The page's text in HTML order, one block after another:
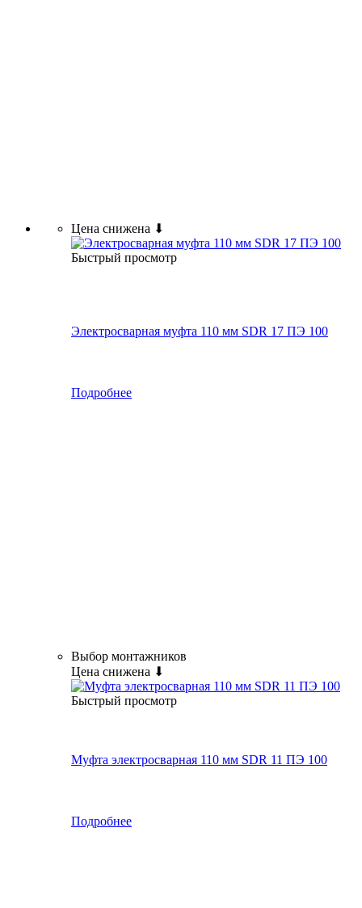
Цена снижена ⬇
Быстрый просмотр
Электросварная муфта 110 мм SDR 17 ПЭ 100
Подробнее
Выбор монтажников
Цена снижена ⬇
Быстрый просмотр
Муфта электросварная 110 мм SDR 11 ПЭ 100
Подробнее